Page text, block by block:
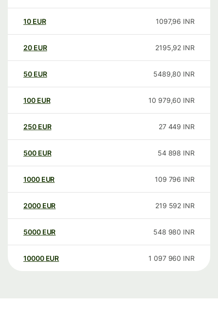
10 EUR 1097,96 INR
20 EUR 2195,92 INR
50 EUR 5489,80 INR
100 EUR 10 979,60 INR
250 EUR 27 449 INR
500 EUR 54 898 INR
1000 EUR 109 796 INR
2000 EUR 219 592 INR
5000 EUR 548 980 INR
10000 EUR 1 097 960 INR